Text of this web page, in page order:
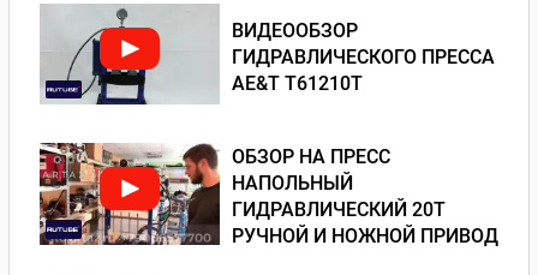
ВИДЕООБЗОР
ГИДРАВЛИЧЕСКОГО ПРЕССА
AE&T T61210T
ОБЗОР НА ПРЕСС
НАПОЛЬНЫЙ
ГИДРАВЛИЧЕСКИЙ 20Т
РУЧНОЙ И НОЖНОЙ ПРИВОД